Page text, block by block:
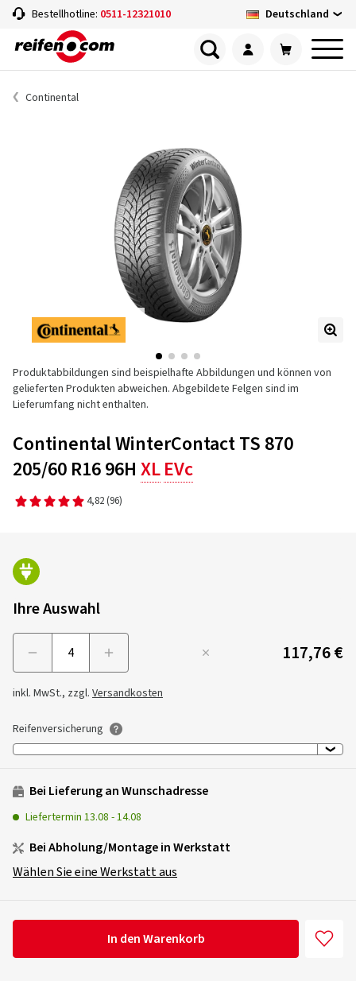
Bestellhotline: 0511-12321010 Deutschland
Continental
Produktabbildungen sind beispielhafte Abbildungen und können von
gelieferten Produkten abweichen. Abgebildete Felgen sind im
Lieferumfang nicht enthalten.
Continental WinterContact TS 870
205/60 R16 96H XLEVc
4,82 (96)
Ihre Auswahl
117,76 €
inkl. MwSt., zzgl. Versandkosten
Reifenversicherung
Bei Lieferung an Wunschadresse
Liefertermin 13.08 -14.08
Bei Abholung/Montage in Werkstatt
Wählen Sie eine Werkstatt aus
In den Warenkorb